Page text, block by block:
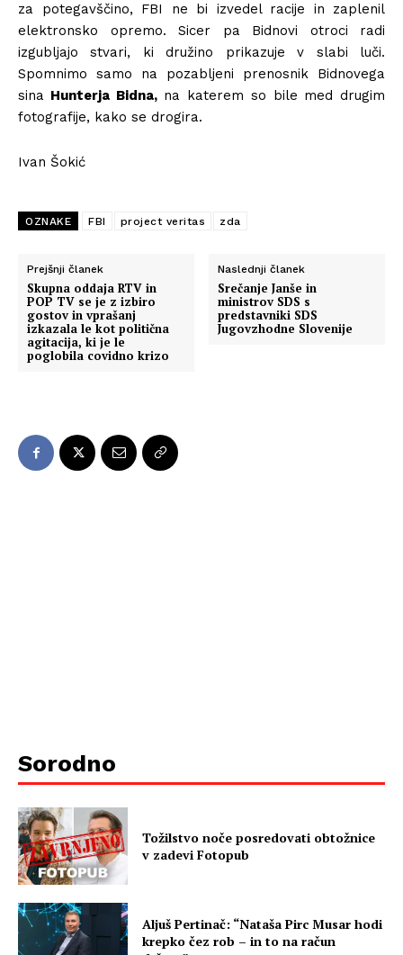
za potegavščino, FBI ne bi izvedel racije in zaplenil
elektronsko opremo. Sicer pa Bidnovi otroci radi
izgubljajo stvari, ki družino prikazuje v slabi luči.
Spomnimo samo na pozabljeni prenosnik Bidnovega
sina Hunterja Bidna,na katerem so bile med drugim
fotografije, kako se drogira.
Ivan Šokić
OZNAKE FBI project veritas zda
Prejšnji članek
Skupna oddaja RTV in
POP TV se je z izbiro
gostov in vprašanj
izkazala le kot politična
agitacija, ki je le
poglobila covidno krizo
Naslednji članek
Srečanje Janše in
ministrov SDS s
predstavniki SDS
Jugovzhodne Slovenije
Sorodno
Tožilstvo noče posredovati obtožnice
v zadevi Fotopub
Aljuš Pertinač: “Nataša Pirc Musar hodi
krepko čez rob – in to na račun